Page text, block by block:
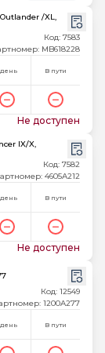
/XL,
Код: 7583
MB618228
день В пути
Не доступен
Код: 7582
4605A212
день В пути
Не доступен
Код: 12549
1200A277
день В пути